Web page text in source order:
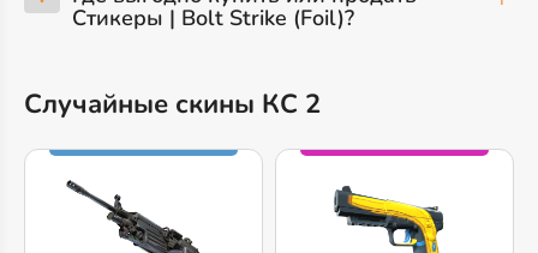
Стикеры | Bolt Strike (Foil)?
Случайные скины КС 2